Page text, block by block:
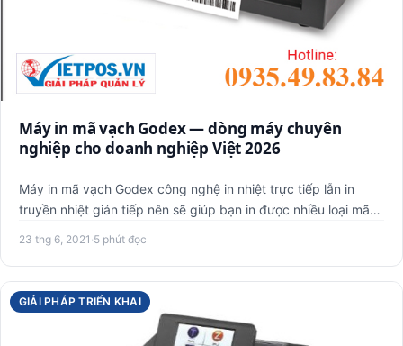
Máy in mã vạch Godex — dòng máy chuyên
nghiệp cho doanh nghiệp Việt 2026
Máy in mã vạch Godex công nghệ in nhiệt trực tiếp lẫn in
truyền nhiệt gián tiếp nên sẽ giúp bạn in được nhiều loại mã
23 thg 6, 2021 ·5 phút đọc
GIẢI PHÁP TRIỂN KHAI